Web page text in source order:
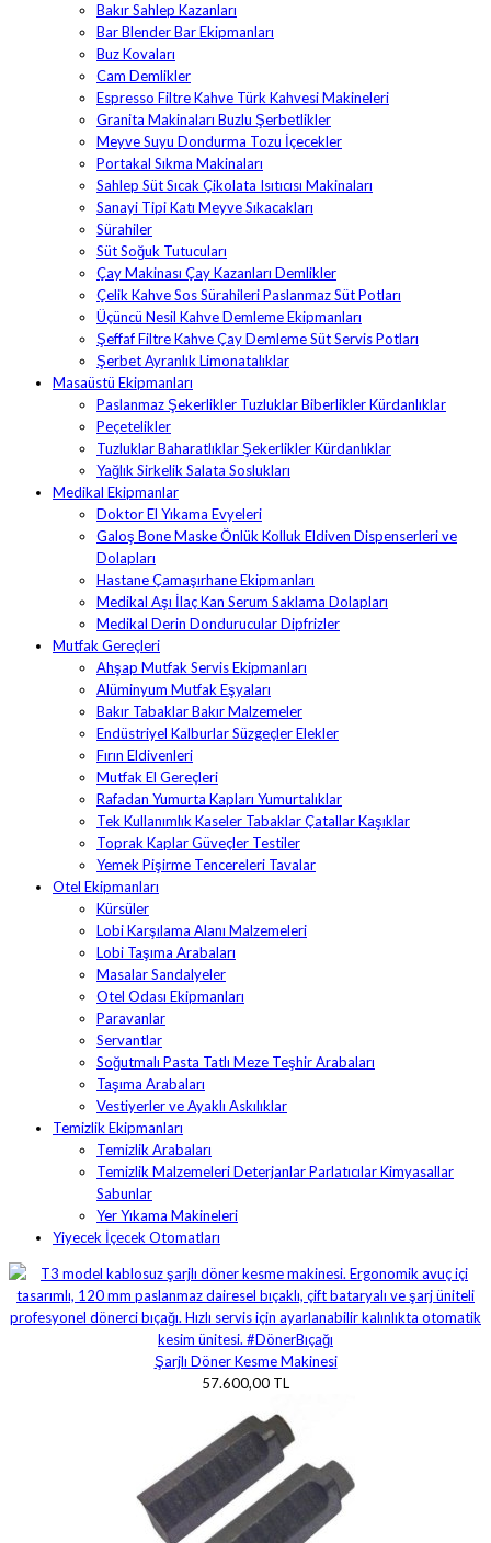
Bakır Sahlep Kazanları
Bar Blender Bar Ekipmanları
Buz Kovaları
Cam Demlikler
Espresso Filtre Kahve Türk Kahvesi Makineleri
Granita Makinaları Buzlu Şerbetlikler
Meyve Suyu Dondurma Tozu İçecekler
Portakal Sıkma Makinaları
Sahlep Süt Sıcak Çikolata Isıtıcısı Makinaları
Sanayi Tipi Katı Meyve Sıkacakları
Sürahiler
Süt Soğuk Tutucuları
Çay Makinası Çay Kazanları Demlikler
Çelik Kahve Sos Sürahileri Paslanmaz Süt Potları
Üçüncü Nesil Kahve Demleme Ekipmanları
Şeffaf Filtre Kahve Çay Demleme Süt Servis Potları
Şerbet Ayranlık Limonatalıklar
Masaüstü Ekipmanları
Paslanmaz Şekerlikler Tuzluklar Biberlikler Kürdanlıklar
Peçetelikler
Tuzluklar Baharatlıklar Şekerlikler Kürdanlıklar
Yağlık Sirkelik Salata Soslukları
Medikal Ekipmanlar
Doktor El Yıkama Evyeleri
Galoş Bone Maske Önlük Kolluk Eldiven Dispenserleri ve
Dolapları
Hastane Çamaşırhane Ekipmanları
Medikal Aşı İlaç Kan Serum Saklama Dolapları
Medikal Derin Dondurucular Dipfrizler
Mutfak Gereçleri
Ahşap Mutfak Servis Ekipmanları
Alüminyum Mutfak Eşyaları
Bakır Tabaklar Bakır Malzemeler
Endüstriyel Kalburlar Süzgeçler Elekler
Fırın Eldivenleri
Mutfak El Gereçleri
Rafadan Yumurta Kapları Yumurtalıklar
Tek Kullanımlık Kaseler Tabaklar Çatallar Kaşıklar
Toprak Kaplar Güveçler Testiler
Yemek Pişirme Tencereleri Tavalar
Otel Ekipmanları
Kürsüler
Lobi Karşılama Alanı Malzemeleri
Lobi Taşıma Arabaları
Masalar Sandalyeler
Otel Odası Ekipmanları
Paravanlar
Servantlar
Soğutmalı Pasta Tatlı Meze Teşhir Arabaları
Taşıma Arabaları
Vestiyerler ve Ayaklı Askılıklar
Temizlik Ekipmanları
Temizlik Arabaları
Temizlik Malzemeleri Deterjanlar Parlatıcılar Kimyasallar
Sabunlar
Yer Yıkama Makineleri
Yiyecek İçecek Otomatları
Şarjlı Döner Kesme Makinesi
57.600,00 TL